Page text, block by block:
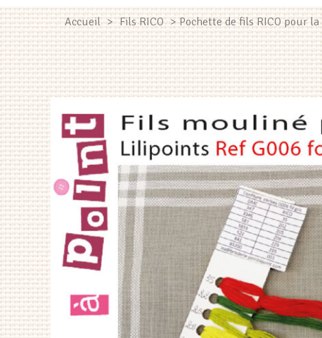
Accueil > Fils RICO > Pochette de fils RICO pour la